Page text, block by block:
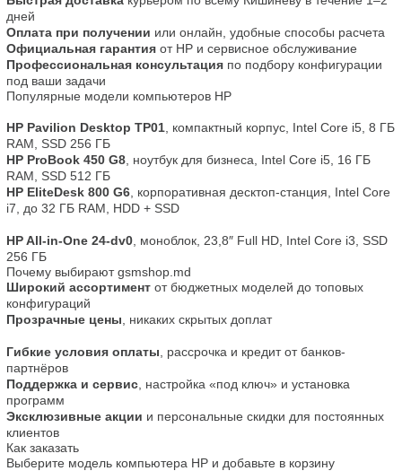
дней
Оплата при получении или онлайн, удобные способы расчета
Официальная гарантия от HP и сервисное обслуживание
Профессиональная консультация по подбору конфигурации
под ваши задачи
Популярные модели компьютеров HP
HP Pavilion Desktop TP01 , компактный корпус, Intel Core i5, 8 ГБ
RAM, SSD 256 ГБ
HP ProBook 450 G8 , ноутбук для бизнеса, Intel Core i5, 16 ГБ
RAM, SSD 512 ГБ
HP EliteDesk 800 G6 , корпоративная десктоп-станция, Intel Core
i7, до 32 ГБ RAM, HDD + SSD
HP All-in-One 24-dv0 , моноблок, 23,8″ Full HD, Intel Core i3, SSD
256 ГБ
Почему выбирают gsmshop.md
Широкий ассортимент от бюджетных моделей до топовых
конфигураций
Прозрачные цены , никаких скрытых доплат
Гибкие условия оплаты , рассрочка и кредит от банков-
партнёров
Поддержка и сервис , настройка «под ключ» и установка
программ
Эксклюзивные акции и персональные скидки для постоянных
клиентов
Как заказать
Выберите модель компьютера HP и добавьте в корзину